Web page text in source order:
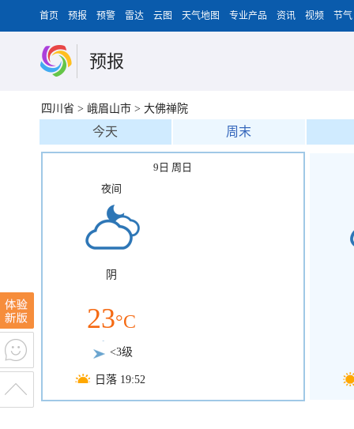
首页 预报 预警 雷达 云图 天气地图 专业产品 资讯 视频 节气
预报
四川省 > 峨眉山市 > 大佛禅院
今天 周末
9日 周日
夜间
阴
23°C
<3级
日落 19:52